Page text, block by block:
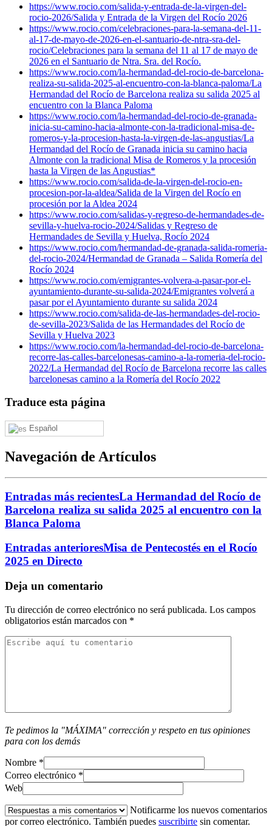
https://www.rocio.com/salida-y-entrada-de-la-virgen-del-
rocio-2026/Salida y Entrada de la Virgen del Rocío 2026
https://www.rocio.com/celebraciones-para-la-semana-del-11-
al-17-de-mayo-de-2026-en-el-santuario-de-ntra-sra-del-
rocio/Celebraciones para la semana del 11 al 17 de mayo de
2026 en el Santuario de Ntra. Sra. del Rocío.
https://www.rocio.com/la-hermandad-del-rocio-de-barcelona-
realiza-su-salida-2025-al-encuentro-con-la-blanca-paloma/La
Hermandad del Rocío de Barcelona realiza su salida 2025 al
encuentro con la Blanca Paloma
https://www.rocio.com/la-hermandad-del-rocio-de-granada-
inicia-su-camino-hacia-almonte-con-la-tradicional-misa-de-
romeros-y-la-procesion-hasta-la-virgen-de-las-angustias/La
Hermandad del Rocío de Granada inicia su camino hacia
Almonte con la tradicional Misa de Romeros y la procesión
hasta la Virgen de las Angustias*
https://www.rocio.com/salida-de-la-virgen-del-rocio-en-
procesion-por-la-aldea/Salida de la Virgen del Rocío en
procesión por la Aldea 2024
https://www.rocio.com/salidas-y-regreso-de-hermandades-de-
sevilla-y-huelva-rocio-2024/Salidas y Regreso de
Hermandades de Sevilla y Huelva, Rocío 2024
https://www.rocio.com/hermandad-de-granada-salida-romeria-
del-rocio-2024/Hermandad de Granada – Salida Romería del
Rocío 2024
https://www.rocio.com/emigrantes-volvera-a-pasar-por-el-
ayuntamiento-durante-su-salida-2024/Emigrantes volverá a
pasar por el Ayuntamiento durante su salida 2024
https://www.rocio.com/salida-de-las-hermandades-del-rocio-
de-sevilla-2023/Salida de las Hermandades del Rocío de
Sevilla y Huelva 2023
https://www.rocio.com/la-hermandad-del-rocio-de-barcelona-
recorre-las-calles-barcelonesas-camino-a-la-romeria-del-rocio-
2022/La Hermandad del Rocío de Barcelona recorre las calles
barcelonesas camino a la Romería del Rocío 2022
Traduce esta página
Español
Navegación de Artículos
Entradas más recientesLa Hermandad del Rocío de
Barcelona realiza su salida 2025 al encuentro con la
Blanca Paloma
Entradas anterioresMisa de Pentecostés en el Rocío
2025 en Directo
Deja un comentario
Tu dirección de correo electrónico no será publicada. Los campos
obligatorios están marcados con *
Te pedimos la "MÁXIMA" corrección y respeto en tus opiniones
para con los demás
Nombre *
Correo electrónico *
Web
Notificarme los nuevos comentarios
por correo electrónico. También puedes suscribirte sin comentar.